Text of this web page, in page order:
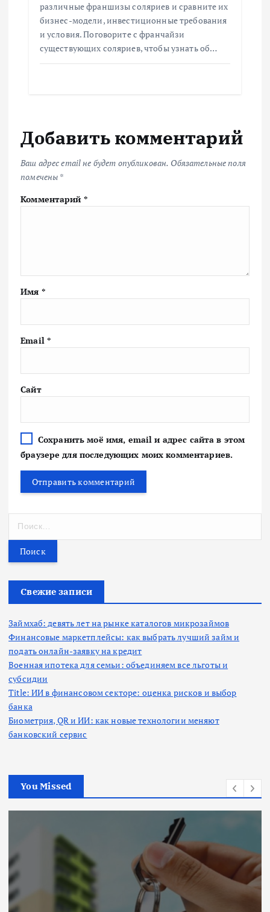
различные франшизы соляриев и сравните их
бизнес-модели, инвестиционные требования
и условия. Поговорите с франчайзи
существующих соляриев, чтобы узнать об…
Добавить комментарий
Ваш адрес email не будет опубликован. Обязательные поля
помечены *
Комментарий *
Имя *
Email *
Сайт
Сохранить моё имя, email и адрес сайта в этом
браузере для последующих моих комментариев.
т
Свежие записи
Займхаб: девять лет на рынке каталогов микрозаймов
Финансовые маркетплейсы: как выбрать лучший займ и
подать онлайн-заявку на кредит
Военная ипотека для семьи: объединяем все льготы и
субсидии
Title: ИИ в финансовом секторе: оценка рисков и выбор
банка
Биометрия, QR и ИИ: как новые технологии меняют
банковский сервис
You Missed